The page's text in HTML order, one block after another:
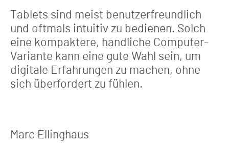
Tablets sind meist benutzerfreundlich
und oftmals intuitiv zu bedienen. Solch
eine kompaktere, handliche Computer-
Variante kann eine gute Wahl sein, um
digitale Erfahrungen zu machen, ohne
sich überfordert zu fühlen.
Marc Ellinghaus